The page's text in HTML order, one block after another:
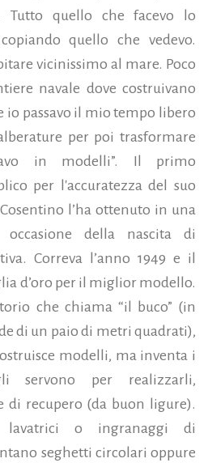
Tutto quello che facevo lo
quello che vedevo.
vicinissimo al mare. Poco
navale dove costruivano
io passavo il mio tempo libero
per poi trasformare
in modelli”. Il primo
per l'accuratezza del suo
l’ha ottenuto in una
della nascita di
Correva l’anno 1949 e il
d’oro per il miglior modello.
che chiama “il buco” (in
di un paio di metri quadrati),
modelli, ma inventa i
servono per realizzarli,
di recupero (da buon ligure).
o ingranaggi di
seghetti circolari oppure